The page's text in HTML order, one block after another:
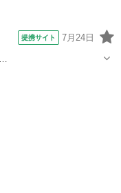
提携サイト 7月24日